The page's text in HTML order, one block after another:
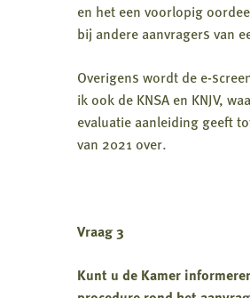
en het een voorlopig
bij andere aanvragers van
Overigens wordt de e-
ik ook de KNSA en KNJV,
evaluatie aanleiding geeft
van 2021 over.
Vraag 3
Kunt u de Kamer